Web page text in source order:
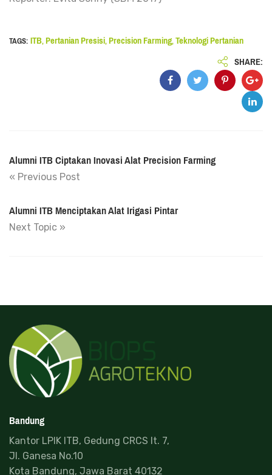
TAGS:ITB,Pertanian Presisi,Precision Farming,Teknologi Pertanian
SHARE:
Alumni ITB Ciptakan Inovasi Alat Precision Farming
« Previous Post
Alumni ITB Menciptakan Alat Irigasi Pintar
Next Topic »
Bandung
Kantor LPIK ITB, Gedung CRCS lt. 7,
Jl. Ganesa No.10
Kota Bandung, Jawa Barat 40132